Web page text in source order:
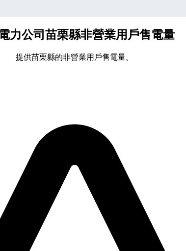
力公司苗栗縣非營業用戶售電量
提供苗栗縣的非營業用戶售電量。